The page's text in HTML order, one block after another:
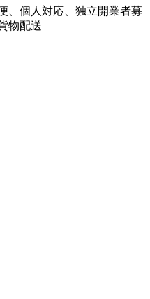
、個人対応、独立開業者募
物配送